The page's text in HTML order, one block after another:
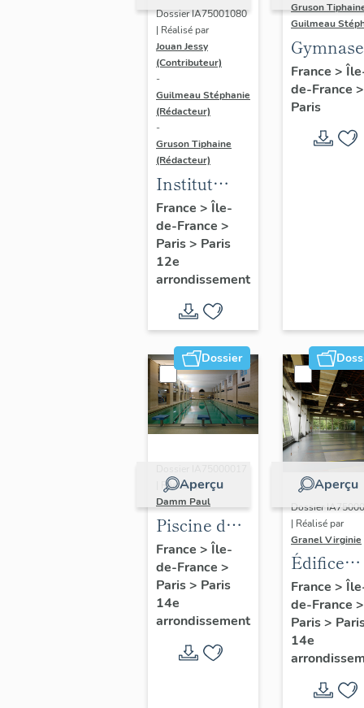
Dossier IA75001080
| Réalisé par
Jouan Jessy
(Contributeur)
-
Guilmeau Stéphanie
(Rédacteur)
-
Gruson Tiphaine
(Rédacteur)
Institut
national du
sport, de
l'expertise
et de la
performance
(INSEP)
France > Île-
de-France >
Paris> Paris
12e
arrondissement
Gruson
Guilmeau
Gymnase
gymnase
Jean-
France >
de-France >
Paris
Dossier
Aperçu
| Réalisé par
Damm Paul
Piscine de
la Cité
internationale
universitaire
de Paris et
salle de
boxe,
France > Île-
de-France >
Paris> Paris
14e
arrondissement
Aperçu
Dossier
| Réalisé par
Granel Virginie
Édifice
sportif
Espace
France >
de-France >
Paris>
14e